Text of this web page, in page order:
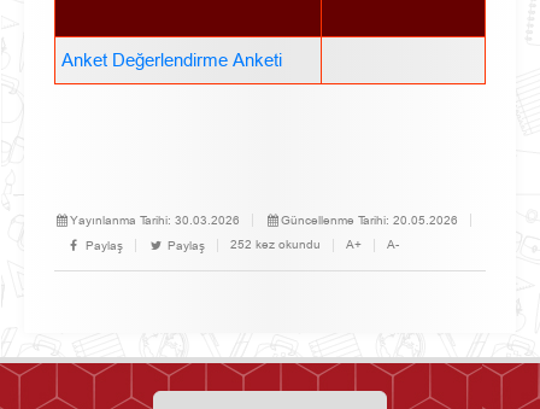
Anket Değerlendirme Anketi
Yayınlanma Tarihi: 30.03.2026 Güncellenme Tarihi: 20.05.2026
Paylaş
Paylaş 252 kez okundu A+ A-